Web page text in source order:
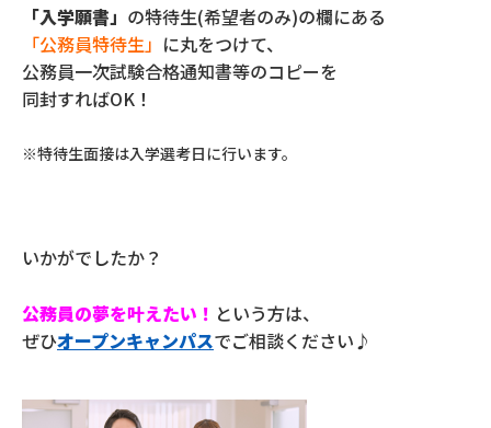
「入学願書」 の特待生(希望者のみ)の欄にある
「公務員特待生」 に丸をつけて、
公務員一次試験合格通知書等のコピーを
同封すればOK！
※特待生面接は入学選考日に行います。
いかがでしたか？
公務員の夢を叶えたい！ という方は、
ぜひオープンキャンパスでご相談ください♪